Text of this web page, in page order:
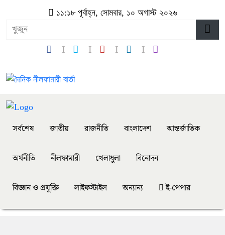
১১:১৮ পূর্বাহ্ন, সোমবার, ১০ অগাস্ট ২০২৬
সর্বশেষ জাতীয় রাজনীতি বাংলাদেশ আন্তর্জাতিক
অর্থনীতি নীলফামারী খেলাধুলা বিনোদন
বিজ্ঞান ও প্রযুক্তি লাইফস্টাইল অন্যান্য ই-পেপার